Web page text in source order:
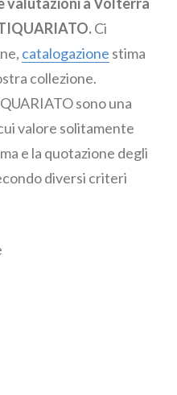
valutazioni a Volterra
Ci
catalogazione stima
collezione.
sono una
valore solitamente
e la quotazione degli
diversi criteri